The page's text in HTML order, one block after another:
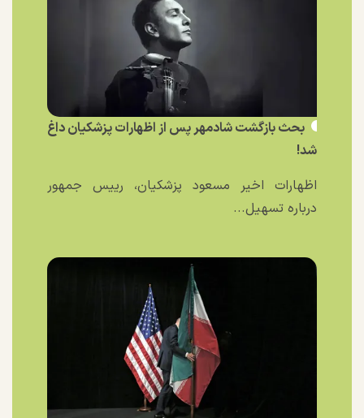
بحث بازگشت شادمهر پس از اظهارات پزشکیان داغ
شد!
اظهارات اخیر مسعود پزشکیان، رییس جمهور
درباره تسهیل...